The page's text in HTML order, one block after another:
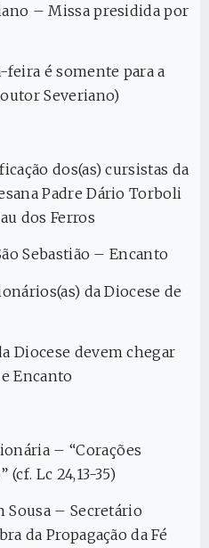
– Missa presidida por
feira é somente para a
Severiano)
dos(as) cursistas da
Padre Dário Torboli
dos Ferros
Sebastião – Encanto
da Diocese de
Diocese devem chegar
Encanto
– “Corações
(cf. Lc 24,13-35)
Sousa – Secretário
da Propagação da Fé